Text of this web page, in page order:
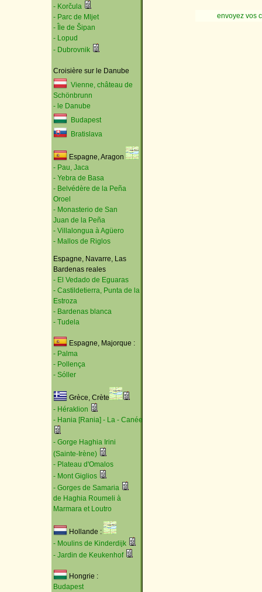
- Korčula
- Parc de Mljet
- Île de Šipan
- Lopud
- Dubrovnik
Croisière sur le Danube
Vienne, château de
Schönbrunn
- le Danube
Budapest
Bratislava
Espagne, Aragon
- Pau, Jaca
- Yebra de Basa
- Belvédère de la Peña
Oroel
- Monasterio de San
Juan de la Peña
- Villalongua à Agüero
- Mallos de Riglos
Espagne, Navarre, Las
Bardenas reales
- El Vedado de Eguaras
- Castildetierra, Punta de la
Estroza
- Bardenas blanca
- Tudela
Espagne, Majorque :
- Palma
- Pollença
- Sóller
Grèce, Crète
- Héraklion
- Hania [Rania] - La - Canée
- Gorge Haghia Irini
(Sainte-Irène)
- Plateau d'Omalos
- Mont Giglios
- Gorges de Samaria
de Haghia Roumeli à
Marmara et Loutro
Hollande :
- Moulins de Kinderdijk
- Jardin de Keukenhof
Hongrie :
Budapest
envoyez vos